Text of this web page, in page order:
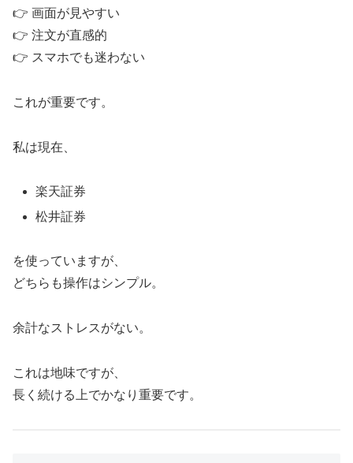
👉 画面が見やすい
👉 注文が直感的
👉 スマホでも迷わない
これが重要です。
私は現在、
楽天証券
松井証券
を使っていますが、
どちらも操作はシンプル。
余計なストレスがない。
これは地味ですが、
長く続ける上でかなり重要です。